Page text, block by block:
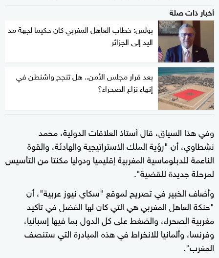
أخبار ذات صلة
بولس: خطاب العاهل المغربي كان حكيما لجهة مد
اليد إلى الجزائر
بعد قرار مجلس الأمن.. هل تنجح واشنطن في
إنهاء نزاع الصحراء؟
وفي هذا السياق، قال أستاذ العلاقات الدولية، محمد
نشطاوي، أن "رؤية الملك الاستراتيجية والهادئة، والقوة
الناعمة للدبلوماسية المغربية إقليميا ودوليا مكنتا من التأسيس
لمرحلة جديدة للقضية".
وأضاف الخبير في تصريح لموقع "سكاي نيوز عربية"، أن
"حنكة العاهل المغربي هي التي كان لها الفضل في تأكيد
مغربية الصحراء، والضغط على كل الدول بما فيها إسبانيا،
وفرنسا، وألمانيا للانخراط في هذه المبادرة التي ستنصف
المغرب".